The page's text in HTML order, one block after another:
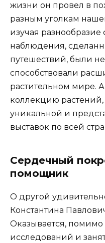
жизни он провел в
разным уголкам
изучая
наблюдения,
путешествий, были
способствовали
растительном мире.
коллекцию
уникальной и
выставок по всей
Сердечный
помощник
О другой
Константина
Оказывается, помимо
исследований и